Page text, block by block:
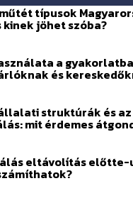
típusok
jöhet szóba?
a
és
struktúrák és az
mit érdemes
eltávolítás előtte-